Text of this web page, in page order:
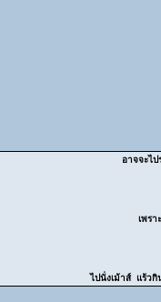
อาจจะไ
เพร
ไปนั่งเม้าส์ แร้ว